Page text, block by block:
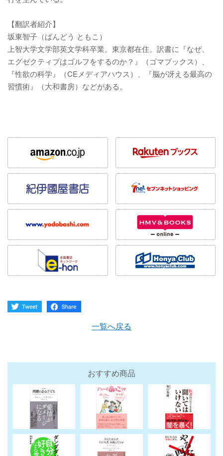
【翻訳者紹介】
坂東智子（ばんどう ともこ）
上智大学文学部英文学科卒業。東京都在住。訳書に『なぜ、
エグゼクティブはゴルフをするのか？』（ゴマブックス）、
『性欲の科学』（CEメディアハウス）、『脳が冴える最高の
習慣術』（大和書房）などがある。
一覧へ戻る
おすすめ商品